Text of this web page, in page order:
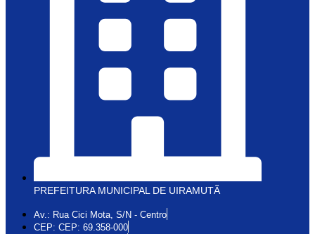
PREFEITURA MUNICIPAL DE UIRAMUTÃ
Av.: Rua Cici Mota, S/N - Centro
CEP: CEP: 69.358-000